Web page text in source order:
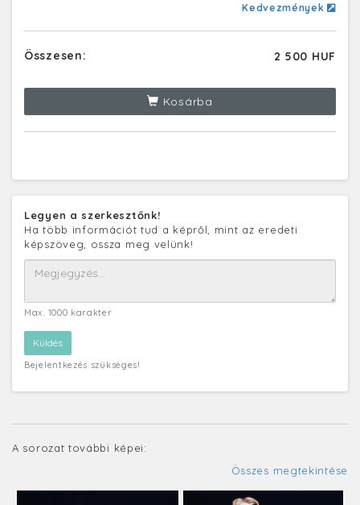
Kedvezmények
Összesen: 2 500 HUF
Kosárba
Legyen a szerkesztőnk!
Ha több információt tud a képről, mint az eredeti
képszöveg, ossza meg velünk!
Max. 1000 karakter
Bejelentkezés szükséges!
A sorozat további képei:
Összes megtekintése